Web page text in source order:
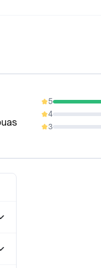
5
100%
4
0%
3
0%